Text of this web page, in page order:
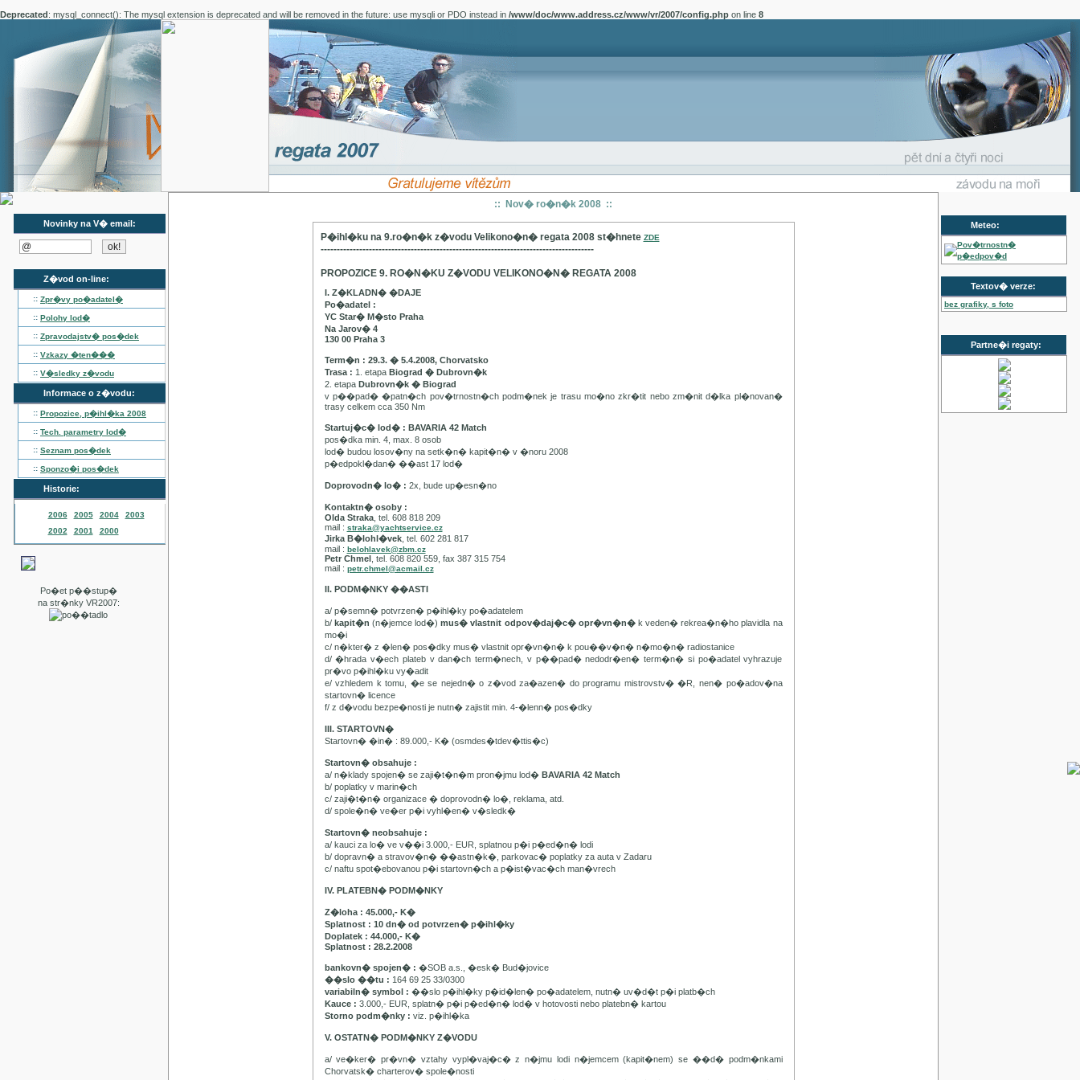
Deprecated: mysql_connect(): The mysql extension is deprecated and will be removed in the future: use mysqli or PDO instead in /www/doc/www.address.cz/www/vr/2007/config.php on line 8
Novinky na V� email:
Z�vod on-line:
:: Zpr�vy po�adatel�
:: Polohy lod�
:: Zpravodajstv� pos�dek
:: Vzkazy �ten���
:: V�sledky z�vodu
Informace o z�vodu:
:: Propozice, p�ihl�ka 2008
:: Tech. parametry lod�
:: Seznam pos�dek
:: Sponzo�i pos�dek
Historie:
2006 2005 2004
2003
2002
2001 2000
Po�et p��stup�
na str�nky VR2007:
:: Nov� ro�n�k 2008 ::
P�ihl�ku na 9.ro�n�k z�vodu Velikono�n� regata 2008 st�hnete ZDE
-------------------------------------------------------------------------------------
PROPOZICE 9. RO�N�KU Z�VODU VELIKONO�N� REGATA 2008
I. Z�KLADN� �DAJE
Po�adatel :
YC Star� M�sto Praha
Na Jarov� 4
130 00 Praha 3
Term�n : 29.3. � 5.4.2008, Chorvatsko
Trasa : 1. etapa Biograd � Dubrovn�k
2. etapa Dubrovn�k � Biograd
v p��pad� �patn�ch pov�trnostn�ch podm�nek je trasu mo�no zkr�tit nebo zm�nit d�lka pl�novan�
trasy celkem cca 350 Nm
Startuj�c� lod� : BAVARIA 42 Match
pos�dka min. 4, max. 8 osob
lod� budou losov�ny na setk�n� kapit�n� v �noru 2008
p�edpokl�dan� ��ast 17 lod�
Doprovodn� lo� : 2x, bude up�esn�no
Kontaktn� osoby :
Olda Straka, tel. 608 818 209
mail : straka@yachtservice.cz
Jirka B�lohl�vek, tel. 602 281 817
mail : belohlavek@zbm.cz
Petr Chmel, tel. 608 820 559, fax 387 315 754
mail : petr.chmel@acmail.cz
II. PODM�NKY ��ASTI
a/ p�semn� potvrzen� p�ihl�ky po�adatelem
b/ kapit�n (n�jemce lod�) mus� vlastnit odpov�daj�c� opr�vn�n� k veden� rekrea�n�ho plavidla na
mo�i
c/ n�kter� z �len� pos�dky mus� vlastnit opr�vn�n� k pou��v�n� n�mo�n� radiostanice
d/ �hrada v�ech plateb v dan�ch term�nech, v p��pad� nedodr�en� term�n� si po�adatel vyhrazuje
pr�vo p�ihl�ku vy�adit
e/ vzhledem k tomu, �e se nejedn� o z�vod za�azen� do programu mistrovstv� �R, nen� po�adov�na
startovn� licence
f/ z d�vodu bezpe�nosti je nutn� zajistit min. 4-�lenn� pos�dky
III. STARTOVN�
Startovn� �in� : 89.000,- K� (osmdes�tdev�ttis�c)
Startovn� obsahuje :
a/ n�klady spojen� se zaji�t�n�m pron�jmu lod� BAVARIA 42 Match
b/ poplatky v marin�ch
c/ zaji�t�n� organizace � doprovodn� lo�, reklama, atd.
d/ spole�n� ve�er p�i vyhl�en� v�sledk�
Startovn� neobsahuje :
a/ kauci za lo� ve v��i 3.000,- EUR, splatnou p�i p�ed�n� lodi
b/ dopravn� a stravov�n� ��astn�k�, parkovac� poplatky za auta v Zadaru
c/ naftu spot�ebovanou p�i startovn�ch a p�ist�vac�ch man�vrech
IV. PLATEBN� PODM�NKY
Z�loha : 45.000,- K�
Splatnost : 10 dn� od potvrzen� p�ihl�ky
Doplatek : 44.000,- K�
Splatnost : 28.2.2008
bankovn� spojen� : �SOB a.s., �esk� Bud�jovice
��slo ��tu : 164 69 25 33/0300
variabiln� symbol : ��slo p�ihl�ky p�id�len� po�adatelem, nutn� uv�d�t p�i platb�ch
Kauce : 3.000,- EUR, splatn� p�i p�ed�n� lod� v hotovosti nebo platebn� kartou
Storno podm�nky : viz. p�ihl�ka
V. OSTATN� PODM�NKY Z�VODU
a/ ve�ker� pr�vn� vztahy vypl�vaj�c� z n�jmu lodi n�jemcem (kapit�nem) se ��d� podm�nkami
Chorvatsk� charterov� spole�nosti
Meteo:
Pov�trnostn�
p�edpov�d
Textov� verze:
bez grafiky, s foto
Partne�i regaty: